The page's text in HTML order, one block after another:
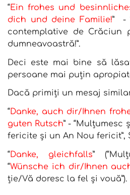
“Ein frohes und
dich und deine Familie!” -
contemplative de Crăciun
dumneavoastră!”.
Deci este mai bine să
persoane mai puțin
Dacă primiți un mesaj
“Danke, auch dir/Ihnen
guten Rutsch” -
fericite și un An Nou fericit”,
“Danke, gleichfalls” (“
“Wünsche ich dir/Ihnen
ție/Vă doresc la fel și vouă”).